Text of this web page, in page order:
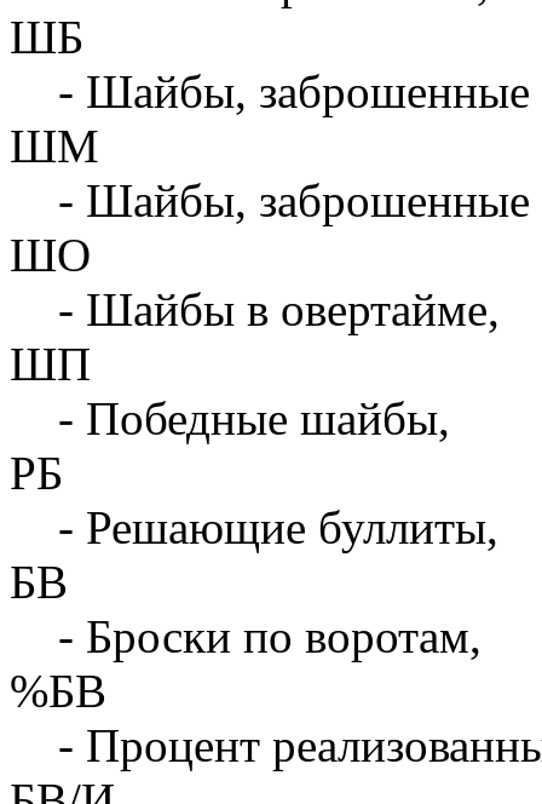
ШБ
- Шайбы, заброшенные
ШМ
- Шайбы, заброшенные
ШО
- Шайбы в овертайме,
ШП
- Победные шайбы,
РБ
- Решающие буллиты,
БВ
- Броски по воротам,
%БВ
- Процент